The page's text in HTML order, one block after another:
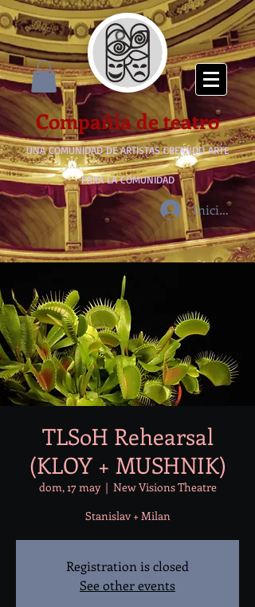
Compañía de teatro
UNA COMUNIDAD DE ARTISTAS CREANDO ARTE
PARA LA COMUNIDAD
Iniciar
TLSoH Rehearsal
(KLOY + MUSHNIK)
dom, 17 may
  |
New Visions Theatre
Stanislav + Milan
Registration is closed
See other events